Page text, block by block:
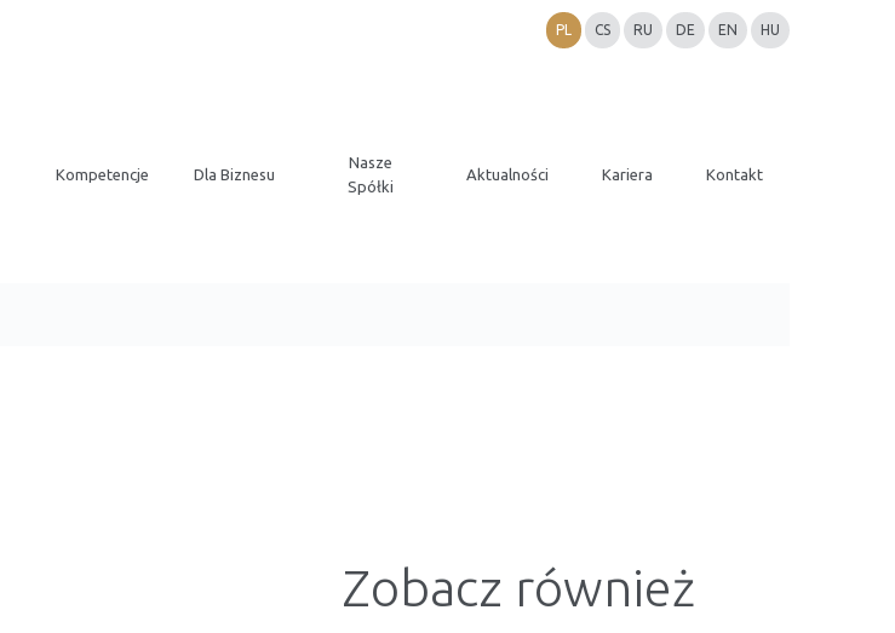
PL CS RU DE EN HU
Kompetencje Dla Biznesu
Nasze
Spółki
Aktualności Kariera Kontakt
Zobacz również